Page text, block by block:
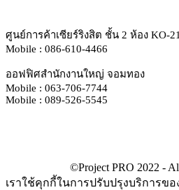
ศูนย์การค้าเซียร์ริงสิต ชั้น 2 ห้อง KO-21
Mobile : 086-610-4466
ออฟฟิศสำนักงานใหญ่ จอมทอง
Mobile : 063-706-7744
Mobile : 089-526-5545
เราใช้คุกกี้ในการปรับปรุงบริการขอ